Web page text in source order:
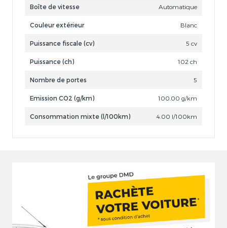
Boîte de vitesse Automatique
Couleur extérieur Blanc
Puissance fiscale (cv) 5 cv
Puissance (ch) 102 ch
Nombre de portes 5
Emission CO2 (g/km) 100.00 g/km
Consommation mixte (l/100km) 4.00 l/100km